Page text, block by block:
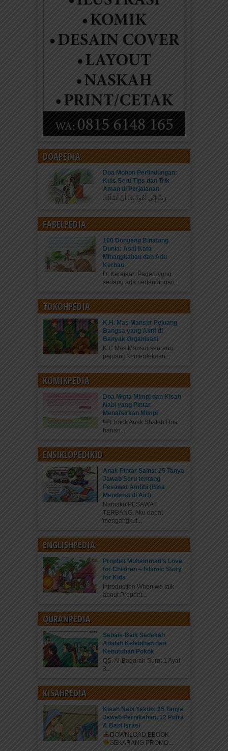
DOAPEDIA
Doa Mohon Perlindungan:
Kuis Seru Tips dan Trik
Aman di Perjalanan
رَبِّ إِنِّي أَعُوذُ بِكَ أَنْ أَسْأَلَكَ...
FABELPEDIA
100 Dongeng Binatang
Dunia: Asal Kata
Minangkabau dan Adu
Kerbau
Di Kerajaan Pagaruyung
sedang ada pertandingan...
TOKOHPEDIA
K.H. Mas Mansur Pejuang
Bangsa yang Aktif di
Banyak Organisasi
K.H Mas Mansur seorang
pejuang kemerdekaan...
KOMIKPEDIA
Doa Minta Mimpi dan Kisah
Nabi yang Pintar
Menafsirkan Mimpi
Ebook Anak Shaleh Doa
harian...
ENSIKLOPEDIKID
Anak Pintar Sains: 25 Tanya
Jawab Seru tentang
Pesawat Amfibi (Bisa
Mendarat di Air!)
Namaku PESAWAT
TERBANG. Aku dapat
mengangkut...
ENGLISHPEDIA
Prophet Muhammad’s Love
for Children – Islamic Story
for Kids
Introduction When we talk
about Prophet...
QURANPEDIA
Sebaik-Baik Sedekah
Adalah Kelebihan dari
Kebutuhan Pokok
QS. Al-Baqarah Surat 1 Ayat
3...
KISAHPEDIA
Kisah Nabi Yakub: 25 Tanya
Jawab Pernikahan, 12 Putra
& Bani Israel
DOWNLOAD EBOOK
SEKARANG PROMO...